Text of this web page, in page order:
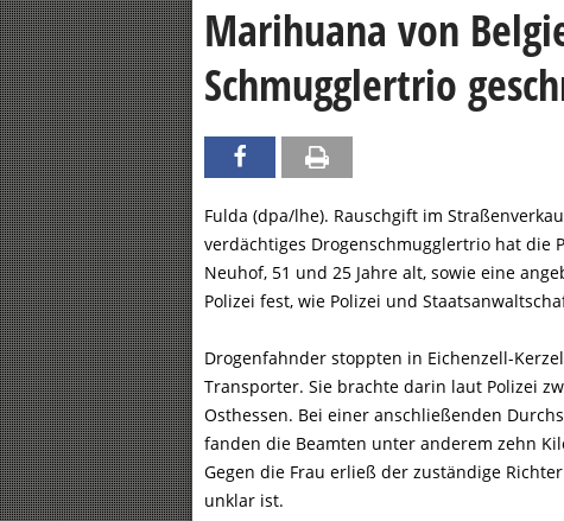
Marihuana von
Schmugglertrio
Fulda (dpa/lhe). Rauschgift im
verdächtiges Drogenschmugglertrio hat die
Neuhof, 51 und 25 Jahre alt, sowie eine
Polizei fest, wie Polizei und
Drogenfahnder stoppten in Eichenzell-
Transporter. Sie brachte darin laut Polizei
Osthessen. Bei einer anschließenden
fanden die Beamten unter anderem zehn
Gegen die Frau erließ der zuständige
unklar ist.